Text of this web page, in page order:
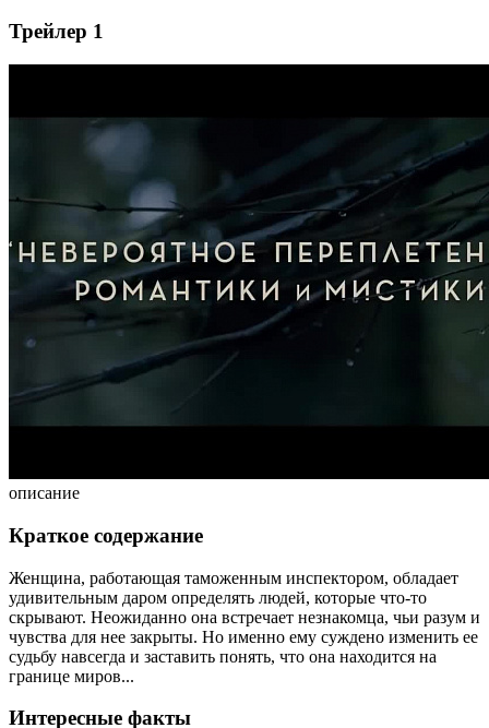
Трейлер 1
описание
Краткое содержание
Женщина, работающая таможенным инспектором, обладает
удивительным даром определять людей, которые что-то
скрывают. Неожиданно она встречает незнакомца, чьи разум и
чувства для нее закрыты. Но именно ему суждено изменить ее
судьбу навсегда и заставить понять, что она находится на
границе миров...
Интересные факты